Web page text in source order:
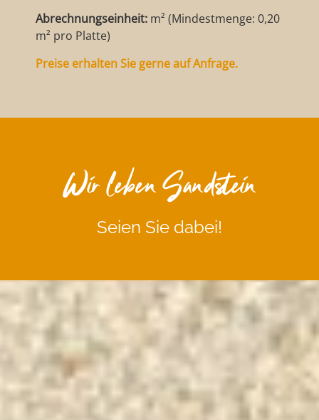
Abrechnungseinheit: m² (Mindestmenge: 0,20
m² pro Platte)
Preise erhalten Sie gerne auf Anfrage.
Wir leben Sandstein
Seien Sie dabei!